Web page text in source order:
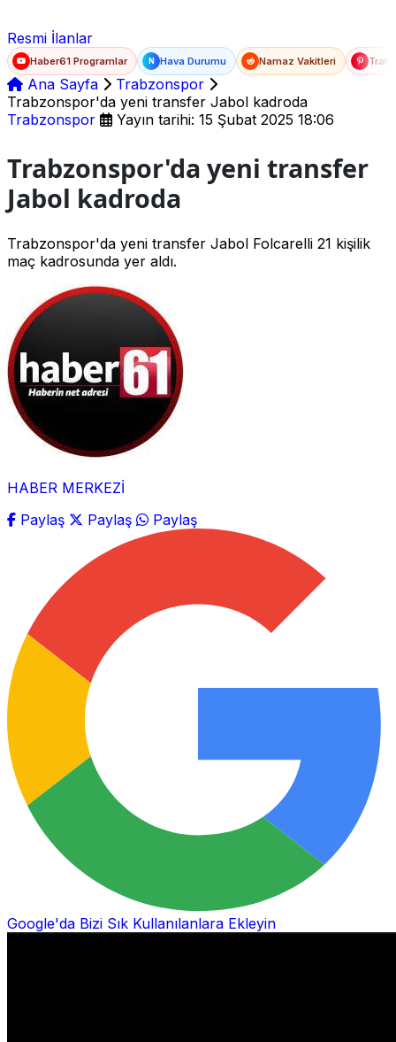
Resmi İlanlar
Haber61 Programlar N Hava Durumu Namaz Vakitleri
Ana Sayfa
Trabzonspor
Trabzonspor'da yeni transfer Jabol kadroda
Trabzonspor
Yayın tarihi: 15 Şubat 2025 18:06
Trabzonspor'da yeni transfer
Jabol kadroda
Trabzonspor'da yeni transfer Jabol Folcarelli 21 kişilik
maç kadrosunda yer aldı.
HABER MERKEZİ
Paylaş
Paylaş Paylaş
Google'da Bizi Sık Kullanılanlara Ekleyin